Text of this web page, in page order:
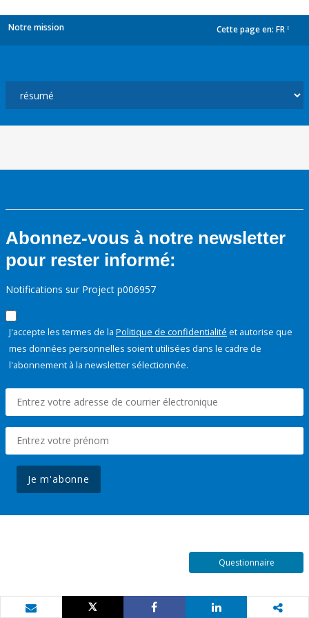
Notre mission Cette page en: FR
Abonnez-vous à notre newsletter
pour rester informé:
Notifications sur Project p006957
J'accepte les termes de la Politique de confidentialité et autorise que
mes données personnelles soient utilisées dans le cadre de
l'abonnement à la newsletter sélectionnée.
Je m'abonne
Questionnaire